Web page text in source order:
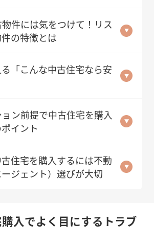
件には気をつけて！リス
の特徴とは
「こんな中古住宅なら安
ン前提で中古住宅を購入
イント
住宅を購入するには不動
ジェント）選びが大切
入でよく目にするトラブ